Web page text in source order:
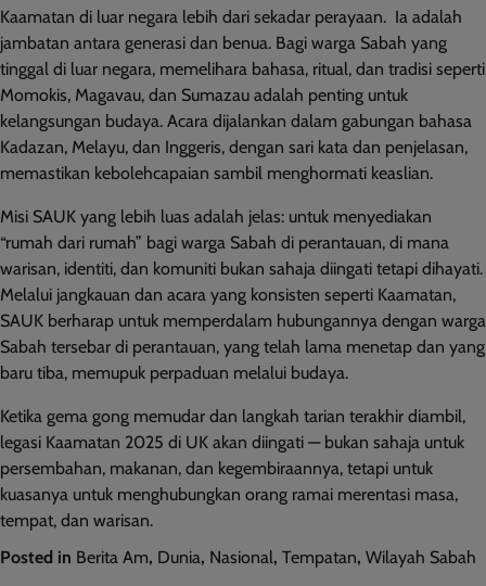
Kaamatan di luar negara lebih dari sekadar perayaan. Ia adalah
jambatan antara generasi dan benua. Bagi warga Sabah yang
tinggal di luar negara, memelihara bahasa, ritual, dan tradisi seperti
Momokis, Magavau, dan Sumazau adalah penting untuk
kelangsungan budaya. Acara dijalankan dalam gabungan bahasa
Kadazan, Melayu, dan Inggeris, dengan sari kata dan penjelasan,
memastikan kebolehcapaian sambil menghormati keaslian.
Misi SAUK yang lebih luas adalah jelas: untuk menyediakan
“rumah dari rumah” bagi warga Sabah di perantauan, di mana
warisan, identiti, dan komuniti bukan sahaja diingati tetapi dihayati.
Melalui jangkauan dan acara yang konsisten seperti Kaamatan,
SAUK berharap untuk memperdalam hubungannya dengan warga
Sabah tersebar di perantauan, yang telah lama menetap dan yang
baru tiba, memupuk perpaduan melalui budaya.
Ketika gema gong memudar dan langkah tarian terakhir diambil,
legasi Kaamatan 2025 di UK akan diingati — bukan sahaja untuk
persembahan, makanan, dan kegembiraannya, tetapi untuk
kuasanya untuk menghubungkan orang ramai merentasi masa,
tempat, dan warisan.
Posted in Berita Am, Dunia, Nasional, Tempatan, Wilayah Sabah